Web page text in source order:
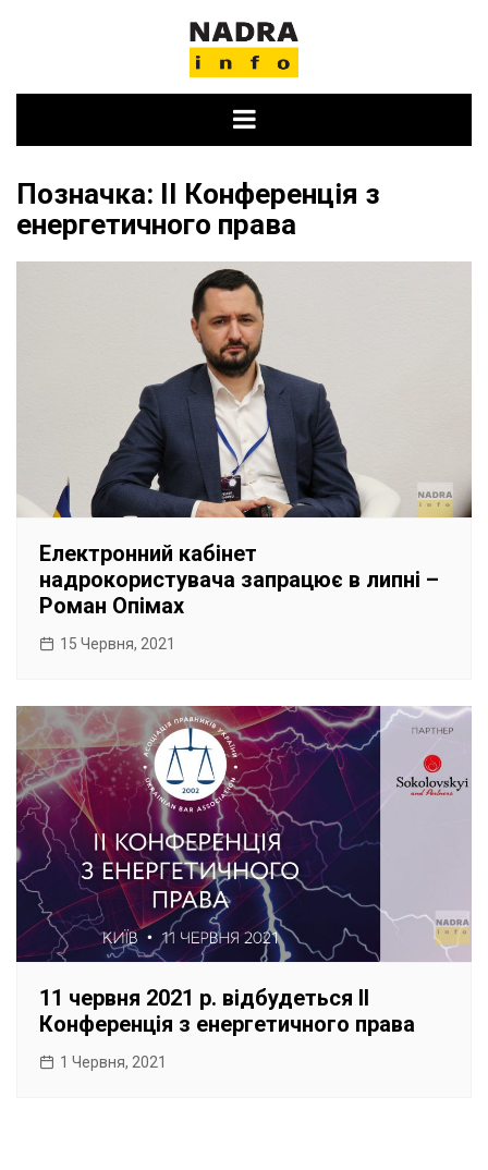
Позначка: ІІ Конференція з
енергетичного права
Електронний кабінет
надрокористувача запрацює в липні –
Роман Опімах
15 Червня, 2021
11 червня 2021 р. відбудеться ІІ
Конференція з енергетичного права
1 Червня, 2021